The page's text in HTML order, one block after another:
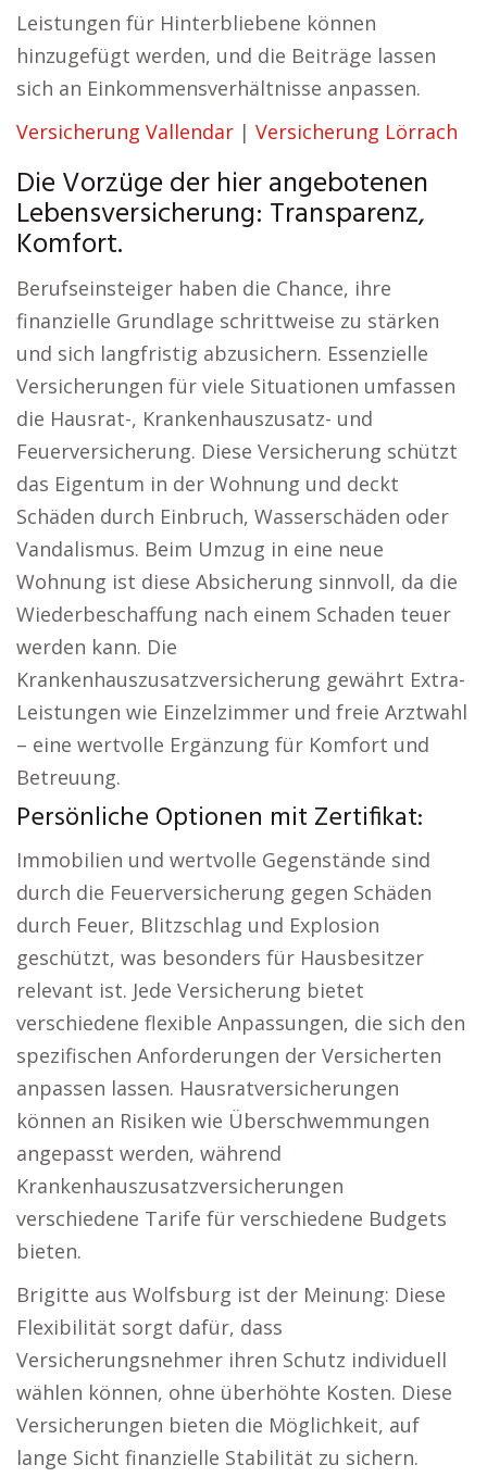
Leistungen für Hinterbliebene können
hinzugefügt werden, und die Beiträge lassen
sich an Einkommensverhältnisse anpassen.
Versicherung Vallendar | Versicherung Lörrach
Die Vorzüge der hier angebotenen
Lebensversicherung: Transparenz,
Komfort.
Berufseinsteiger haben die Chance, ihre
finanzielle Grundlage schrittweise zu stärken
und sich langfristig abzusichern. Essenzielle
Versicherungen für viele Situationen umfassen
die Hausrat-, Krankenhauszusatz- und
Feuerversicherung. Diese Versicherung schützt
das Eigentum in der Wohnung und deckt
Schäden durch Einbruch, Wasserschäden oder
Vandalismus. Beim Umzug in eine neue
Wohnung ist diese Absicherung sinnvoll, da die
Wiederbeschaffung nach einem Schaden teuer
werden kann. Die
Krankenhauszusatzversicherung gewährt Extra-
Leistungen wie Einzelzimmer und freie Arztwahl
– eine wertvolle Ergänzung für Komfort und
Betreuung.
Persönliche Optionen mit Zertifikat:
Immobilien und wertvolle Gegenstände sind
durch die Feuerversicherung gegen Schäden
durch Feuer, Blitzschlag und Explosion
geschützt, was besonders für Hausbesitzer
relevant ist. Jede Versicherung bietet
verschiedene flexible Anpassungen, die sich den
spezifischen Anforderungen der Versicherten
anpassen lassen. Hausratversicherungen
können an Risiken wie Überschwemmungen
angepasst werden, während
Krankenhauszusatzversicherungen
verschiedene Tarife für verschiedene Budgets
bieten.
Brigitte aus Wolfsburg ist der Meinung: Diese
Flexibilität sorgt dafür, dass
Versicherungsnehmer ihren Schutz individuell
wählen können, ohne überhöhte Kosten. Diese
Versicherungen bieten die Möglichkeit, auf
lange Sicht finanzielle Stabilität zu sichern.